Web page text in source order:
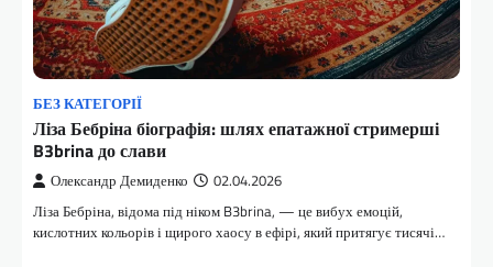
БЕЗ КАТЕГОРІЇ
Ліза Бебріна біографія: шлях епатажної стримерші
B3brina до слави
Олександр Демиденко 02.04.2026
Ліза Бебріна, відома під ніком B3brina, — це вибух емоцій,
кислотних кольорів і щирого хаосу в ефірі, який притягує тисячі…